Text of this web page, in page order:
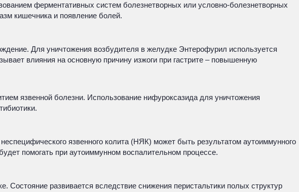
ферментативных систем болезнетворных или условно-болезнетворных
кишечника и появление болей.
Для уничтожения возбудителя в желудке Энтерофурил используется
влияния на основную причину изжоги при гастрите – повышенную
язвенной болезни. Использование нифуроксазида для уничтожения
язвенного колита (НЯК) может быть результатом аутоиммунного
помогать при аутоиммунном воспалительном процессе.
Состояние развивается вследствие снижения перистальтики полых структур